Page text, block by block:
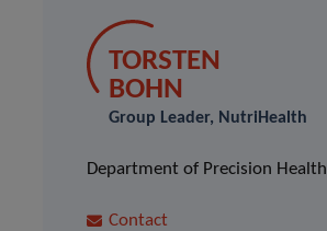
TORSTEN
BOHN
Group Leader, NutriHealth
Department of Precision Health
Contact